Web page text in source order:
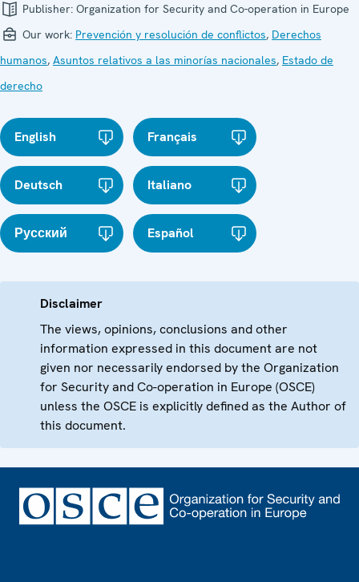
Publisher: Organization for Security and Co-operation in Europe
Our work: Prevención y resolución de conflictos, Derechos
humanos, Asuntos relativos a las minorías nacionales, Estado de
derecho
English Français
Deutsch Italiano
Русский Español
Disclaimer
The views, opinions, conclusions and other
information expressed in this document are not
given nor necessarily endorsed by the Organization
for Security and Co-operation in Europe (OSCE)
unless the OSCE is explicitly defined as the Author of
this document.